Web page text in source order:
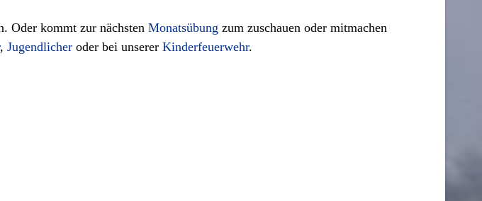
Oder kommt zur nächsten Monatsübung zum zuschauen oder mitmachen
, Jugendlicher oder bei unserer Kinderfeuerwehr.